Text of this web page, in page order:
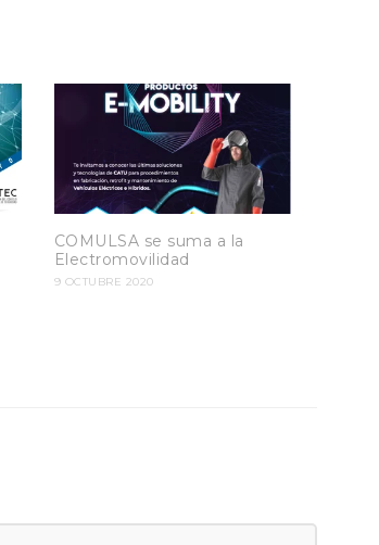
COMULSA se suma a la
Electromovilidad
9 OCTUBRE 2020